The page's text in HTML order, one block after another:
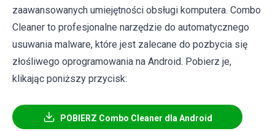
zaawansowanych umiejętności obsługi komputera. Combo
Cleaner to profesjonalne narzędzie do automatycznego
usuwania malware, które jest zalecane do pozbycia się
złośliwego oprogramowania na Android. Pobierz je,
klikając poniższy przycisk:
POBIERZ Combo Cleaner dla Android